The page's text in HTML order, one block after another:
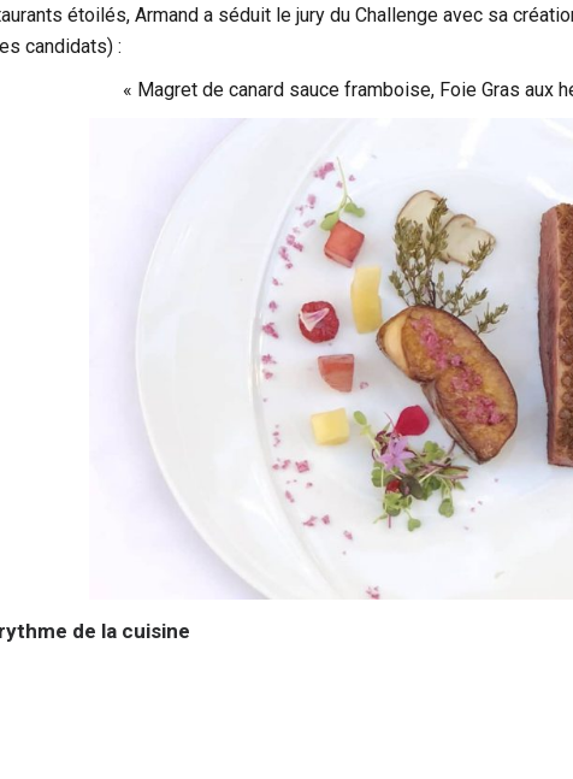
étoilés, Armand a séduit le jury du Challenge avec sa
candidats) :
« Magret de canard sauce framboise, Foie Gras aux
de la cuisine